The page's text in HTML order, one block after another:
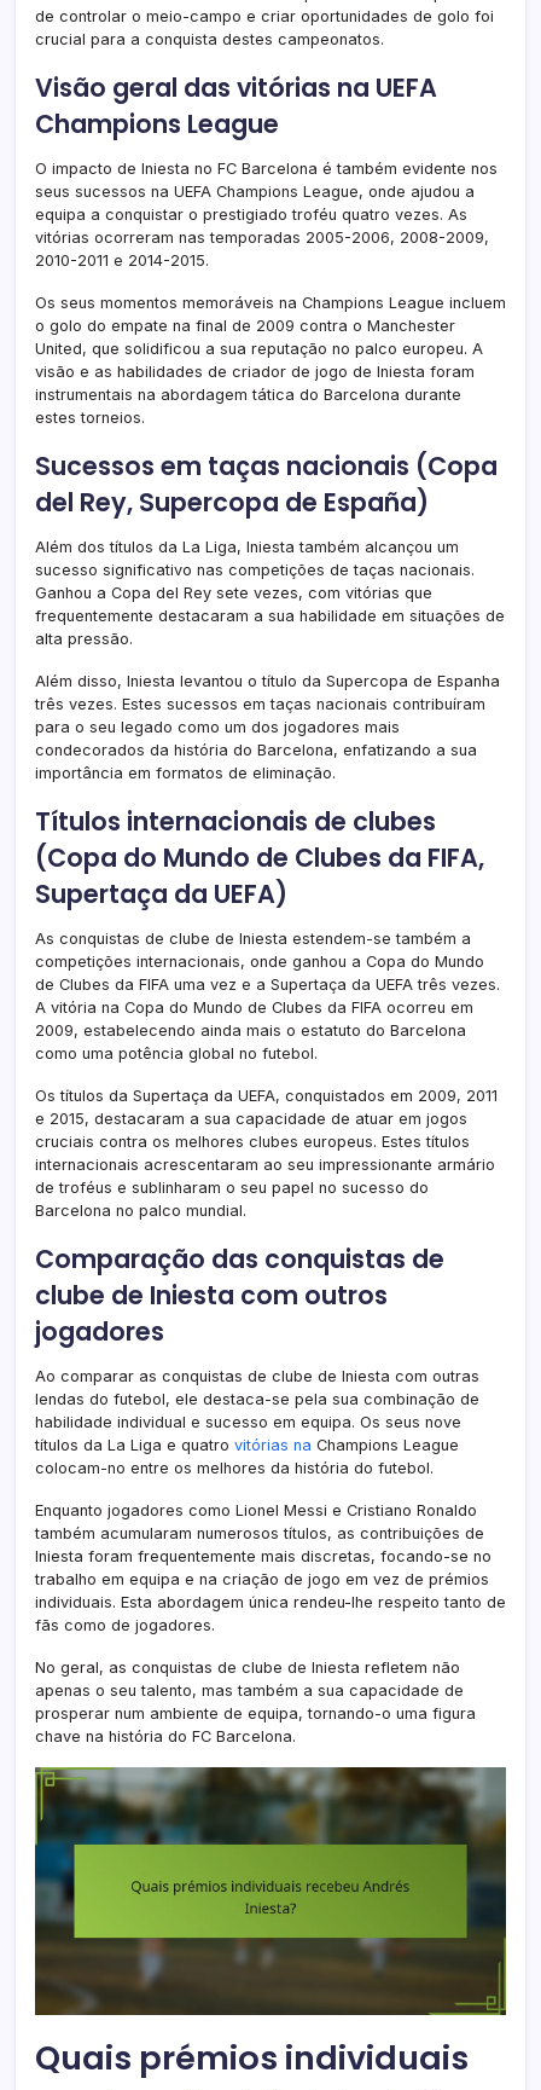
de controlar o meio-campo e criar oportunidades de golo foi
crucial para a conquista destes campeonatos.
Visão geral das vitórias na UEFA
Champions League
O impacto de Iniesta no FC Barcelona é também evidente nos
seus sucessos na UEFA Champions League, onde ajudou a
equipa a conquistar o prestigiado troféu quatro vezes. As
vitórias ocorreram nas temporadas 2005-2006, 2008-2009,
2010-2011 e 2014-2015.
Os seus momentos memoráveis na Champions League incluem
o golo do empate na final de 2009 contra o Manchester
United, que solidificou a sua reputação no palco europeu. A
visão e as habilidades de criador de jogo de Iniesta foram
instrumentais na abordagem tática do Barcelona durante
estes torneios.
Sucessos em taças nacionais (Copa
del Rey, Supercopa de España)
Além dos títulos da La Liga, Iniesta também alcançou um
sucesso significativo nas competições de taças nacionais.
Ganhou a Copa del Rey sete vezes, com vitórias que
frequentemente destacaram a sua habilidade em situações de
alta pressão.
Além disso, Iniesta levantou o título da Supercopa de Espanha
três vezes. Estes sucessos em taças nacionais contribuíram
para o seu legado como um dos jogadores mais
condecorados da história do Barcelona, enfatizando a sua
importância em formatos de eliminação.
Títulos internacionais de clubes
(Copa do Mundo de Clubes da FIFA,
Supertaça da UEFA)
As conquistas de clube de Iniesta estendem-se também a
competições internacionais, onde ganhou a Copa do Mundo
de Clubes da FIFA uma vez e a Supertaça da UEFA três vezes.
A vitória na Copa do Mundo de Clubes da FIFA ocorreu em
2009, estabelecendo ainda mais o estatuto do Barcelona
como uma potência global no futebol.
Os títulos da Supertaça da UEFA, conquistados em 2009, 2011
e 2015, destacaram a sua capacidade de atuar em jogos
cruciais contra os melhores clubes europeus. Estes títulos
internacionais acrescentaram ao seu impressionante armário
de troféus e sublinharam o seu papel no sucesso do
Barcelona no palco mundial.
Comparação das conquistas de
clube de Iniesta com outros
jogadores
Ao comparar as conquistas de clube de Iniesta com outras
lendas do futebol, ele destaca-se pela sua combinação de
habilidade individual e sucesso em equipa. Os seus nove
títulos da La Liga e quatro vitórias na Champions League
colocam-no entre os melhores da história do futebol.
Enquanto jogadores como Lionel Messi e Cristiano Ronaldo
também acumularam numerosos títulos, as contribuições de
Iniesta foram frequentemente mais discretas, focando-se no
trabalho em equipa e na criação de jogo em vez de prémios
individuais. Esta abordagem única rendeu-lhe respeito tanto de
fãs como de jogadores.
No geral, as conquistas de clube de Iniesta refletem não
apenas o seu talento, mas também a sua capacidade de
prosperar num ambiente de equipa, tornando-o uma figura
chave na história do FC Barcelona.
Quais prémios individuais